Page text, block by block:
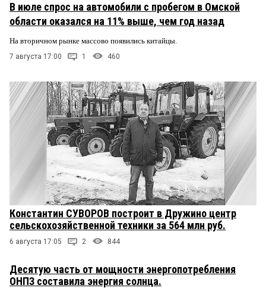
В июле спрос на автомобили с пробегом в Омской
области оказался на 11% выше, чем год назад
На вторичном рынке массово появились китайцы.
7 августа 17:00 1 460
Константин СУВОРОВ построит в Дружино центр
сельскохозяйственной техники за 564 млн руб.
6 августа 17:05 2 844
Десятую часть от мощности энергопотребления
ОНПЗ составила энергия солнца.